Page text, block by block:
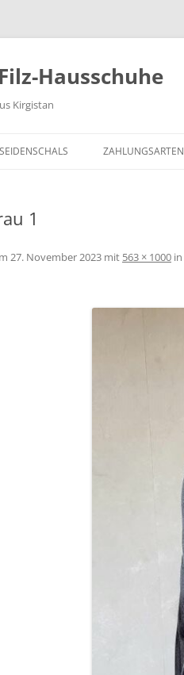
Hausschuhe
Kirgistan
SEIDENSCHALS ZAHLUNGSARTEN
1
27. November 2023 mit 563 × 1000 in